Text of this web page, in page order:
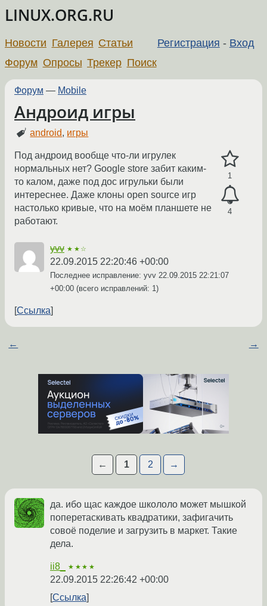
LINUX.ORG.RU
Регистрация - Вход
Новости Галерея Статьи
Форум Опросы Трекер Поиск
Форум — Mobile
Андроид игры
android, игры
1
4
Под андроид вообще что-ли игрулек
нормальных нет? Google store забит каким-
то калом, даже под дос игрульки были
интереснее. Даже клоны open source игр
настолько кривые, что на моём планшете не
работают.
yvv ★★☆
22.09.2015 22:20:46 +00:00
Последнее исправление: yvv 22.09.2015 22:21:07
+00:00 (всего исправлений: 1)
Ссылка
← →
← 1 2 →
да. ибо щас каждое школоло может мышкой
поперетаскивать квадратики, зафигачить
совоё поделие и загрузить в маркет. Такие
дела.
ii8_ ★★★★
22.09.2015 22:26:42 +00:00
Ссылка